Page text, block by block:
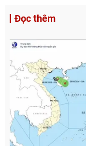
Đọc thêm